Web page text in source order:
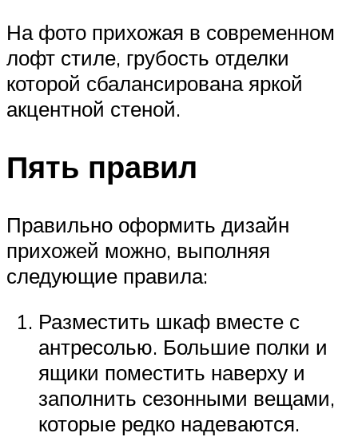
На фото прихожая в современном
лофт стиле, грубость отделки
которой сбалансирована яркой
акцентной стеной.
Пять правил
Правильно оформить дизайн
прихожей можно, выполняя
следующие правила:
Разместить шкаф вместе с
антресолью. Большие полки и
ящики поместить наверху и
заполнить сезонными вещами,
которые редко надеваются.